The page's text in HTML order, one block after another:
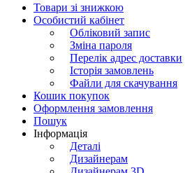
Товари зі знижкою
Особистий кабінет
Обліковий запис
Зміна пароля
Перелік адрес доставки
Історія замовлень
Файли для скачування
Кошик покупок
Оформлення замовлення
Пошук
Інформація
Деталі
Дизайнерам